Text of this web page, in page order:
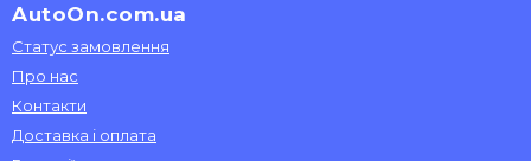
AutoOn.com.ua
Статус замовлення
Про нас
Контакти
Доставка і оплата